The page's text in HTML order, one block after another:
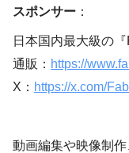
スポンサー ：
日本国内最大級の
通販： https://
X： https://x.com/
動画編集や映像制